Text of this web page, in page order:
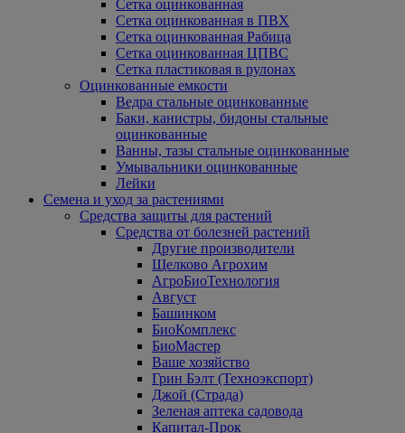
Сетка оцинкованная
Сетка оцинкованная в ПВХ
Сетка оцинкованная Рабица
Сетка оцинкованная ЦПВС
Сетка пластиковая в рулонах
Оцинкованные емкости
Ведра стальные оцинкованные
Баки, канистры, бидоны стальные
оцинкованные
Ванны, тазы стальные оцинкованные
Умывальники оцинкованные
Лейки
Семена и уход за растениями
Средства защиты для растений
Средства от болезней растений
Другие производители
Щелково Агрохим
АгроБиоТехнология
Август
Башинком
БиоКомплекс
БиоМастер
Ваше хозяйство
Грин Бэлт (Техноэкспорт)
Джой (Страда)
Зеленая аптека садовода
Капитал-Прок